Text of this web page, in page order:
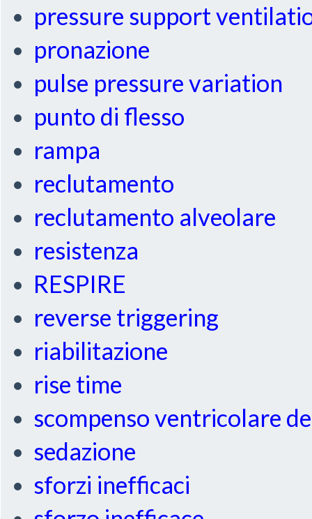
pressure support
pronazione
pulse pressure variation
punto di flesso
rampa
reclutamento
reclutamento alveolare
resistenza
RESPIRE
reverse triggering
riabilitazione
rise time
scompenso ventricolare
sedazione
sforzi inefficaci